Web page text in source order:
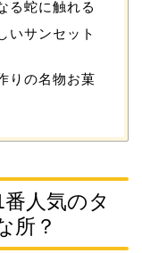
る蛇に触れる
いサンセット
りの名物お菓
人気のタ
所？